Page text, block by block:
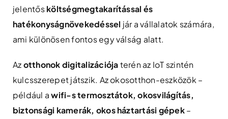
jelentősköltségmegtakarítással és
hatékonyságnövekedéssel jár a vállalatok számára,
ami különösen fontos egy válság alatt.
Azotthonok digitalizációjaterén az IoT szintén
kulcsszerepet játszik. Az okosotthon-eszközök –
például awifi-s termosztátok, okosvilágítás,
biztonsági kamerák, okos háztartási gépek–